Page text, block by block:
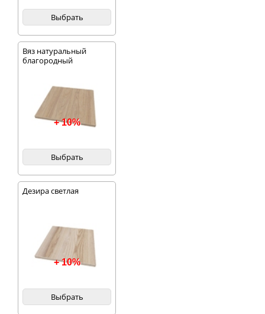
Выбрать
Вяз натуральный
благородный
+ 10%
Выбрать
Дезира светлая
+ 10%
Выбрать